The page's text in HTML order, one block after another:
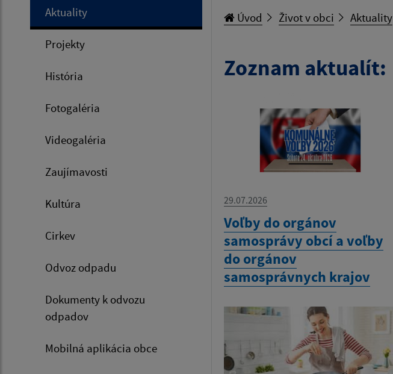
Aktuality
Projekty
História
Fotogaléria
Videogaléria
Zaujímavosti
Kultúra
Cirkev
Odvoz odpadu
Dokumenty k odvozu
odpadov
Mobilná aplikácia obce
Úvod Život v obci Aktuality
Zoznam aktualít:
29.07.2026
Voľby do orgánov
samosprávy obcí a voľby
do orgánov
samosprávnych krajov